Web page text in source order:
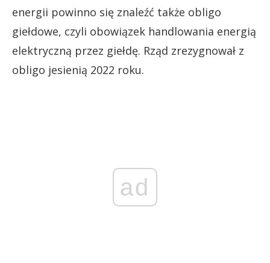
energii powinno się znaleźć także obligo
giełdowe, czyli obowiązek handlowania energią
elektryczną przez giełdę. Rząd zrezygnował z
obligo jesienią 2022 roku.
ad